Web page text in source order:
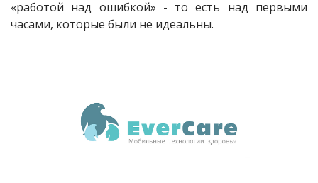
«работой над ошибкой» - то есть над первыми
часами, которые были не идеальны.